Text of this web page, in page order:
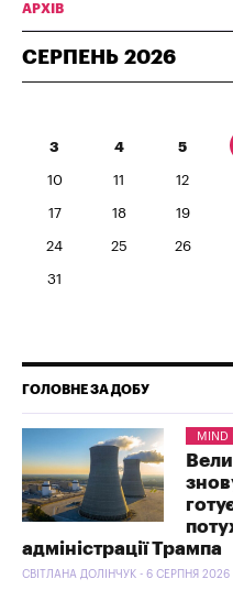
АРХІВ
СЕРПЕНЬ 2026
3 4 5
10 11 12
17 18 19
24 25 26
31
ГОЛОВНЕ ЗА ДОБУ
MIND
адміністрації Трампа
СВІТЛАНА ДОЛІНЧУК - 6 СЕРПНЯ 2026